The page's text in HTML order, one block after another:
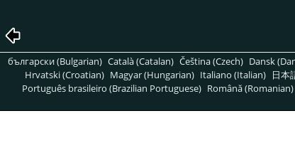
български (Bulgarian) Català (Catalan) Čeština (Czech) Dansk
Hrvatski (Croatian) Magyar (Hungarian) Italiano (Italian) 日本
Português brasileiro (Brazilian Portuguese) Română (Romanian)